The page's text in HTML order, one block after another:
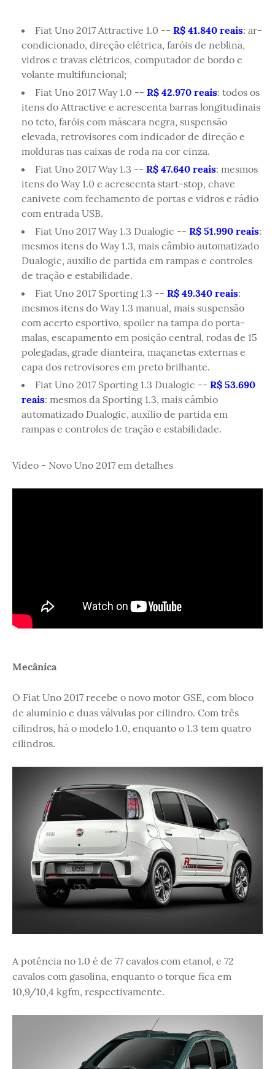
Fiat Uno 2017 Attractive 1.0 -- R$ 41.840 reais: ar-
condicionado, direção elétrica, faróis de neblina,
vidros e travas elétricos, computador de bordo e
volante multifuncional;
Fiat Uno 2017 Way 1.0 -- R$ 42.970 reais: todos os
itens do Attractive e acrescenta barras longitudinais
no teto, faróis com máscara negra, suspensão
elevada, retrovisores com indicador de direção e
molduras nas caixas de roda na cor cinza.
Fiat Uno 2017 Way 1.3 -- R$ 47.640 reais: mesmos
itens do Way 1.0 e acrescenta start-stop, chave
canivete com fechamento de portas e vidros e rádio
com entrada USB.
Fiat Uno 2017 Way 1.3 Dualogic -- R$ 51.990 reais:
mesmos itens do Way 1.3, mais câmbio automatizado
Dualogic, auxílio de partida em rampas e controles
de tração e estabilidade.
Fiat Uno 2017 Sporting 1.3 -- R$ 49.340 reais:
mesmos itens do Way 1.3 manual, mais suspensão
com acerto esportivo, spoiler na tampa do porta-
malas, escapamento em posição central, rodas de 15
polegadas, grade dianteira, maçanetas externas e
capa dos retrovisores em preto brilhante.
Fiat Uno 2017 Sporting 1.3 Dualogic -- R$ 53.690
reais: mesmos da Sporting 1.3, mais câmbio
automatizado Dualogic, auxílio de partida em
rampas e controles de tração e estabilidade.
Vídeo - Novo Uno 2017 em detalhes
Mecânica
O Fiat Uno 2017 recebe o novo motor GSE, com bloco
de alumínio e duas válvulas por cilindro. Com três
cilindros, há o modelo 1.0, enquanto o 1.3 tem quatro
cilindros.
A potência no 1.0 é de 77 cavalos com etanol, e 72
cavalos com gasolina, enquanto o torque fica em
10,9/10,4 kgfm, respectivamente.